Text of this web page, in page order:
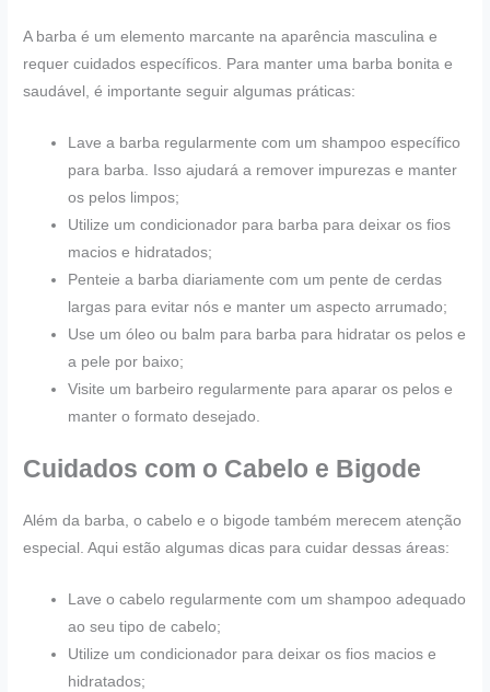
A barba é um elemento marcante na aparência masculina e
requer cuidados específicos. Para manter uma barba bonita e
saudável, é importante seguir algumas práticas:
Lave a barba regularmente com um shampoo específico
para barba. Isso ajudará a remover impurezas e manter
os pelos limpos;
Utilize um condicionador para barba para deixar os fios
macios e hidratados;
Penteie a barba diariamente com um pente de cerdas
largas para evitar nós e manter um aspecto arrumado;
Use um óleo ou balm para barba para hidratar os pelos e
a pele por baixo;
Visite um barbeiro regularmente para aparar os pelos e
manter o formato desejado.
Cuidados com o Cabelo e Bigode
Além da barba, o cabelo e o bigode também merecem atenção
especial. Aqui estão algumas dicas para cuidar dessas áreas:
Lave o cabelo regularmente com um shampoo adequado
ao seu tipo de cabelo;
Utilize um condicionador para deixar os fios macios e
hidratados;